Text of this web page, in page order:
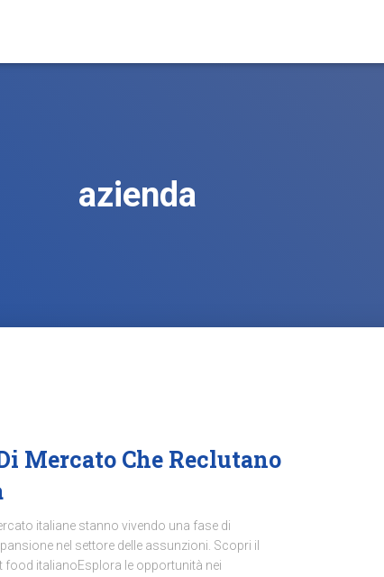
azienda
Mercato Che Reclutano
italiane stanno vivendo una fase di
nel settore delle assunzioni. Scopri il
food italianoEsplora le opportunità nei